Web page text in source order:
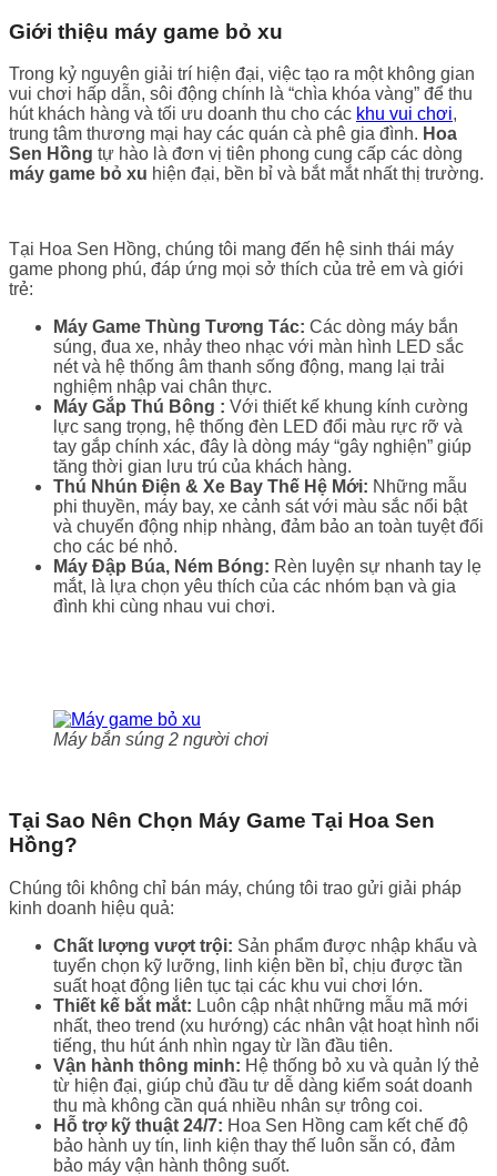
Giới thiệu máy game bỏ xu
Trong kỷ nguyên giải trí hiện đại, việc tạo ra một không gian
vui chơi hấp dẫn, sôi động chính là “chìa khóa vàng” để thu
hút khách hàng và tối ưu doanh thu cho các khu vui chơi,
trung tâm thương mại hay các quán cà phê gia đình. Hoa
Sen Hồng tự hào là đơn vị tiên phong cung cấp các dòng
máy game bỏ xu hiện đại, bền bỉ và bắt mắt nhất thị trường.
Tại Hoa Sen Hồng, chúng tôi mang đến hệ sinh thái máy
game phong phú, đáp ứng mọi sở thích của trẻ em và giới
trẻ:
Máy Game Thùng Tương Tác: Các dòng máy bắn
súng, đua xe, nhảy theo nhạc với màn hình LED sắc
nét và hệ thống âm thanh sống động, mang lại trải
nghiệm nhập vai chân thực.
Máy Gắp Thú Bông : Với thiết kế khung kính cường
lực sang trọng, hệ thống đèn LED đổi màu rực rỡ và
tay gắp chính xác, đây là dòng máy “gây nghiện” giúp
tăng thời gian lưu trú của khách hàng.
Thú Nhún Điện & Xe Bay Thế Hệ Mới: Những mẫu
phi thuyền, máy bay, xe cảnh sát với màu sắc nổi bật
và chuyển động nhịp nhàng, đảm bảo an toàn tuyệt đối
cho các bé nhỏ.
Máy Đập Búa, Ném Bóng: Rèn luyện sự nhanh tay lẹ
mắt, là lựa chọn yêu thích của các nhóm bạn và gia
đình khi cùng nhau vui chơi.
Máy bắn súng 2 người chơi
Tại Sao Nên Chọn Máy Game Tại Hoa Sen
Hồng?
Chúng tôi không chỉ bán máy, chúng tôi trao gửi giải pháp
kinh doanh hiệu quả:
Chất lượng vượt trội: Sản phẩm được nhập khẩu và
tuyển chọn kỹ lưỡng, linh kiện bền bỉ, chịu được tần
suất hoạt động liên tục tại các khu vui chơi lớn.
Thiết kế bắt mắt: Luôn cập nhật những mẫu mã mới
nhất, theo trend (xu hướng) các nhân vật hoạt hình nổi
tiếng, thu hút ánh nhìn ngay từ lần đầu tiên.
Vận hành thông minh: Hệ thống bỏ xu và quản lý thẻ
từ hiện đại, giúp chủ đầu tư dễ dàng kiểm soát doanh
thu mà không cần quá nhiều nhân sự trông coi.
Hỗ trợ kỹ thuật 24/7: Hoa Sen Hồng cam kết chế độ
bảo hành uy tín, linh kiện thay thế luôn sẵn có, đảm
bảo máy vận hành thông suốt.